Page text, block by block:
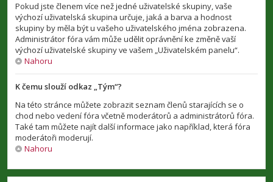
Pokud jste členem více než jedné uživatelské skupiny, vaše
výchozí uživatelská skupina určuje, jaká a barva a hodnost
skupiny by měla být u vašeho uživatelského jména zobrazena.
Administrátor fóra vám může udělit oprávnění ke změně vaší
výchozí uživatelské skupiny ve vašem „Uživatelském panelu“.
Nahoru
K čemu slouží odkaz „Tým“?
Na této stránce můžete zobrazit seznam členů starajících se o
chod nebo vedení fóra včetně moderátorů a administrátorů fóra.
Také tam můžete najít další informace jako například, která fóra
moderátoři moderují.
Nahoru